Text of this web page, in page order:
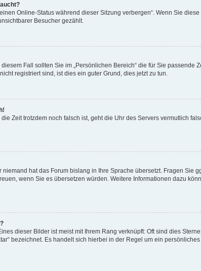
Online-Status während dieser Sitzung verbergen“. Wenn Sie
Besucher gezählt.
Fall sollten Sie im „Persönlichen Bereich“ die für Sie passende
registriert sind, ist dies ein guter Grund, dies jetzt zu tun.
Zeit trotzdem noch falsch ist, geht die Uhr des Servers vermutlich
hat das Forum bislang in Ihre Sprache übersetzt. Fragen Sie
wenn Sie es übersetzen würden. Weitere Informationen dazu
dieser Bilder ist meist mit Ihrem Rang verknüpft: Oft sind dies
bezeichnet. Es handelt sich hierbei in der Regel um ein